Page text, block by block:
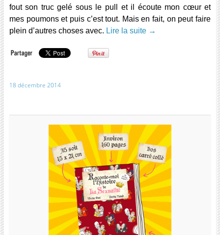
fout son truc gelé sous le pull et il écoute mon cœur et
mes poumons et puis c’est tout. Mais en fait, on peut faire
plein d’autres choses avec. Lire la suite →
18 décembre 2014